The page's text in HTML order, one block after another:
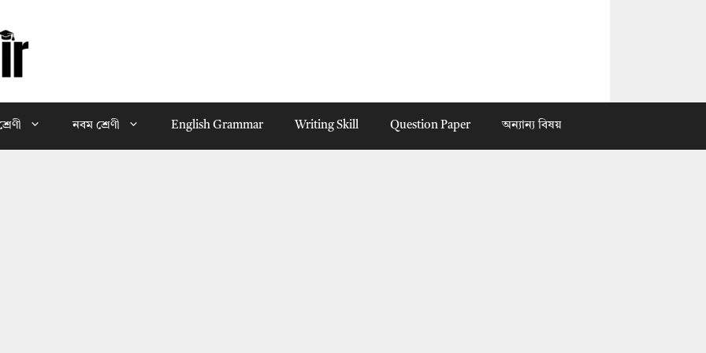
নবম শ্রেণী English Grammar Writing Skill Question Paper অন্যান্য বিষয়